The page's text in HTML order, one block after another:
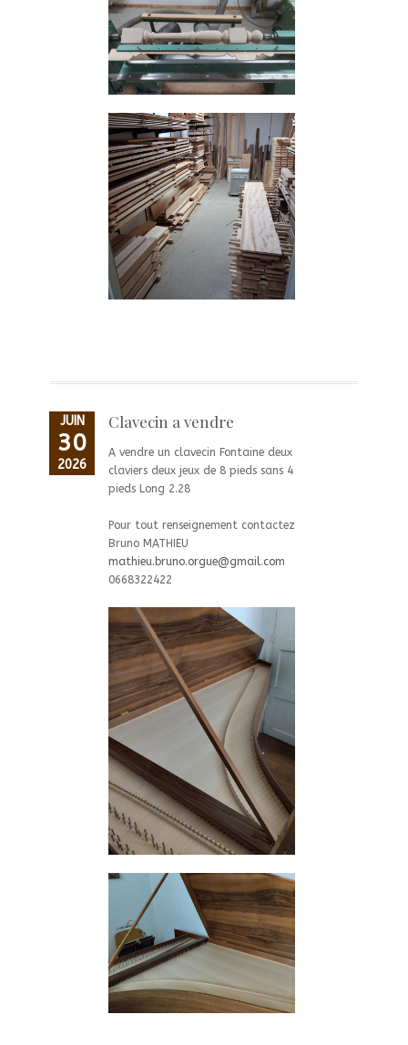
JUIN
30
2026
Clavecin a vendre
A vendre un clavecin Fontaine deux
claviers deux jeux de 8 pieds sans 4
pieds Long 2.28
Pour tout renseignement contactez
Bruno MATHIEU
mathieu.bruno.orgue@gmail.com
0668322422